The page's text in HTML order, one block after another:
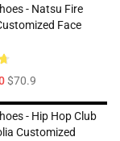
- Natsu Fire
Face
$70.9
- Hip Hop Club
Customized